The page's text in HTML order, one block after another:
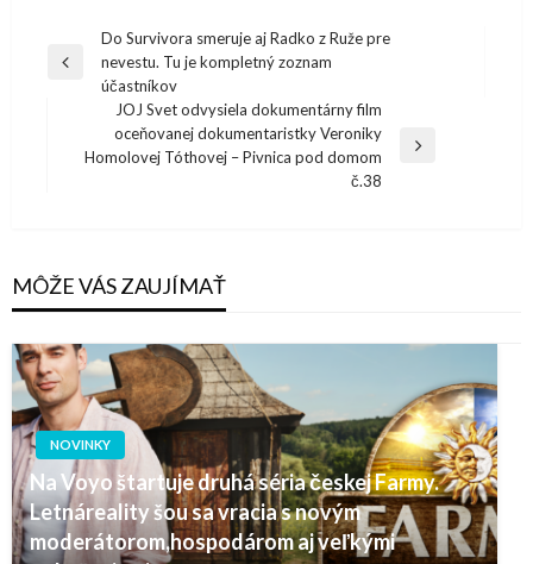
Navigácia
Previous
Do Survivora smeruje aj Radko z Ruže pre
nevestu. Tu je kompletný zoznam
účastníkov
Next
JOJ Svet odvysiela dokumentárny film
oceňovanej dokumentaristky Veroniky
Homolovej Tóthovej – Pivnica pod domom
č.38
MÔŽE VÁS ZAUJÍMAŤ
NOVINKY
Na Voyo štartuje druhá séria českej Farmy.
Letnáreality šou sa vracia s novým
moderátorom,hospodárom aj veľkými